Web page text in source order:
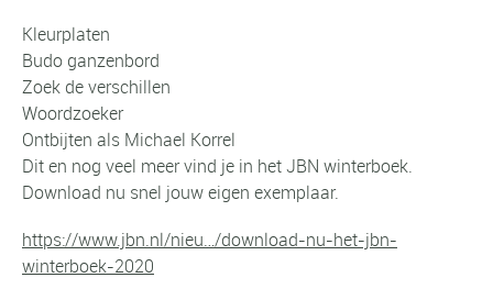
Kleurplaten
Budo ganzenbord
Zoek de verschillen
Woordzoeker
Ontbijten als Michael Korrel
Dit en nog veel meer vind je in het JBN winterboek.
Download nu snel jouw eigen exemplaar.
https://www.jbn.nl/nieu…/download-nu-het-jbn-
winterboek-2020